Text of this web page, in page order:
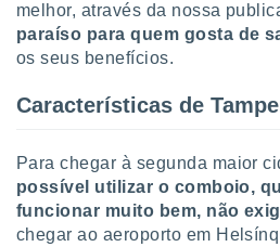
ou
Pode
de
ao
através
melhor, através da nossa
paraíso para quem gosta de
os seus benefícios.
Características de
Para chegar à segunda maior
possível utilizar o comboio,
funcionar muito bem, não
chegar ao aeroporto em